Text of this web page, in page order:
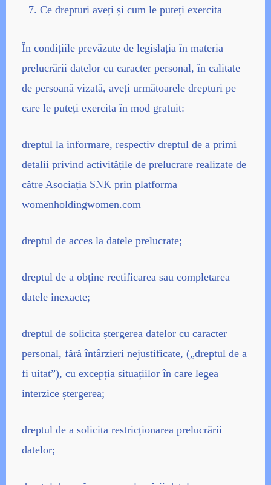
Ce drepturi aveți și cum le puteți exercita
În condițiile prevăzute de legislația în materia
prelucrării datelor cu caracter personal, în calitate
de persoană vizată, aveți următoarele drepturi pe
care le puteți exercita în mod gratuit:
dreptul la informare, respectiv dreptul de a primi
detalii privind activitățile de prelucrare realizate de
către Asociația SNK prin platforma
womenholdingwomen.com
dreptul de acces la datele prelucrate;
dreptul de a obține rectificarea sau completarea
datele inexacte;
dreptul de solicita ștergerea datelor cu caracter
personal, fără întârzieri nejustificate, („dreptul de a
fi uitat”), cu excepția situațiilor în care legea
interzice ștergerea;
dreptul de a solicita restricționarea prelucrării
datelor;